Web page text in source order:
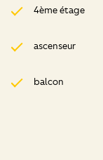
4ème étage
ascenseur
balcon